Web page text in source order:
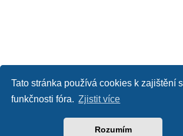
Tato stránka používá cookies k zajištění
funkčnosti fóra. Zjistit více
Rozumím
Web Obsah fóra
Založeno naphpBB® Forum Software ©
Český překlad –